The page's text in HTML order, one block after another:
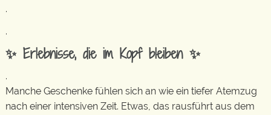
.
.
✨ Erlebnisse, die im Kopf bleiben ✨
.
Manche Geschenke fühlen sich an wie ein tiefer Atemzug
nach einer intensiven Zeit. Etwas, das rausführt aus dem